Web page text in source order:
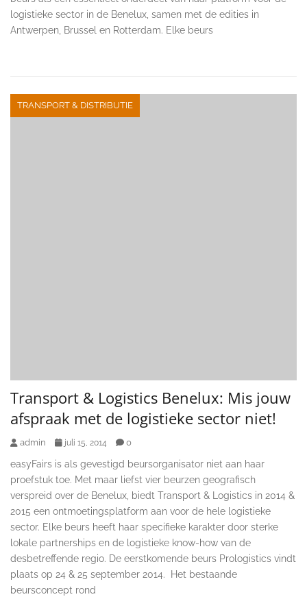
logistieke sector in de Benelux, samen met de edities in
Antwerpen, Brussel en Rotterdam. Elke beurs
TRANSPORT & DISTRIBUTIE
Transport & Logistics Benelux: Mis jouw
afspraak met de logistieke sector niet!
admin juli 15, 2014 0
easyFairs is als gevestigd beursorganisator niet aan haar
proefstuk toe. Met maar liefst vier beurzen geografisch
verspreid over de Benelux, biedt Transport & Logistics in 2014 &
2015 een ontmoetingsplatform aan voor de hele logistieke
sector. Elke beurs heeft haar specifieke karakter door sterke
lokale partnerships en de logistieke know-how van de
desbetreffende regio. De eerstkomende beurs Prologistics vindt
plaats op 24 & 25 september 2014. Het bestaande
beursconcept rond